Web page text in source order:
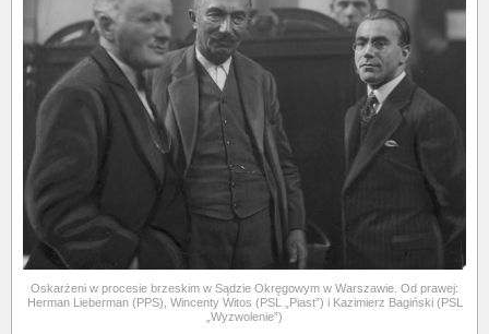
Oskarżeni w procesie brzeskim w Sądzie Okręgowym w Warszawie. Od prawej:
Herman Lieberman (PPS), Wincenty Witos (PSL „Piast”) i Kazimierz Bagiński (PSL
„Wyzwolenie”)